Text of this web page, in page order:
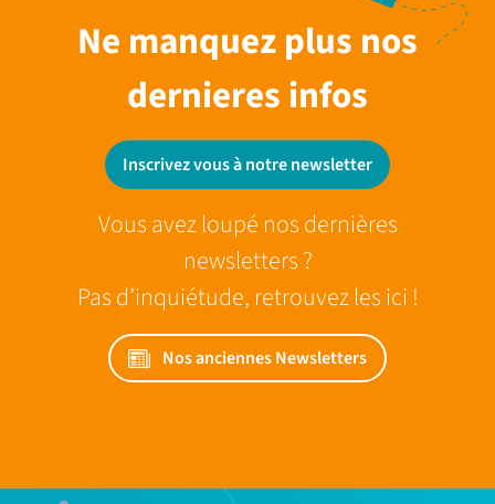
Ne manquez plus nos
dernieres infos
Inscrivez vous à notre newsletter
Vous avez loupé nos dernières
newsletters ?
Pas d’inquiétude, retrouvez les ici !
Nos anciennes Newsletters